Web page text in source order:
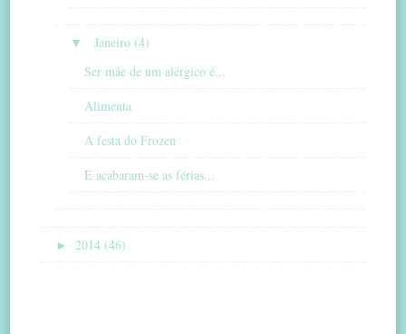
▼
Janeiro (4)
Ser mãe de um alérgico é...
Alimenta
A festa do Frozen
E acabaram-se as férias...
► 2014 (46)